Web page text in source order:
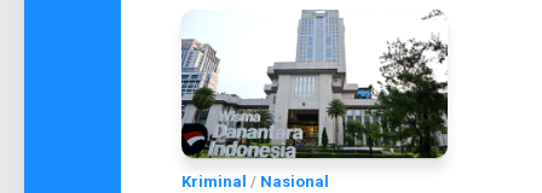
Kriminal / Nasional